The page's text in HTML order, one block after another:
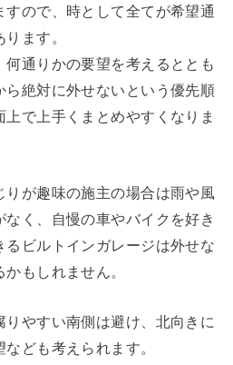
ので、時として全てが希望通
ます。
何通りかの要望を考えるととも
ら絶対に外せないという優先順
で上手くまとめやすくなりま
りが趣味の施主の場合は雨や風
く、自慢の車やバイクを好き
るビルトインガレージは外せな
もしれません。
りやすい南側は避け、北向きに
ども考えられます。